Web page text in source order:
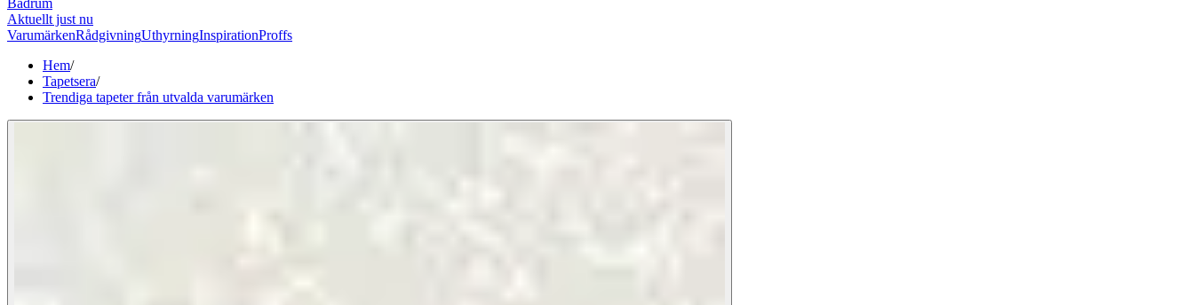
Badrum
Aktuellt just nu
VarumärkenRådgivningUthyrningInspirationProffs
Hem/
Tapetsera/
Trendiga tapeter från utvalda varumärken